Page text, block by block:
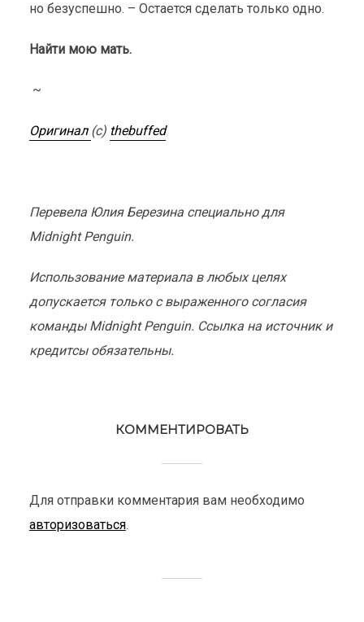
но безуспешно. – Остается сделать только одно.
Найти мою мать.
~
Оригинал (с) thebuffed
Перевела Юлия Березина специально для
Midnight Penguin.
Использование материала в любых целях
допускается только с выраженного согласия
команды Midnight Penguin. Ссылка на источник и
кредитсы обязательны.
КОММЕНТИРОВАТЬ
Для отправки комментария вам необходимо
авторизоваться.